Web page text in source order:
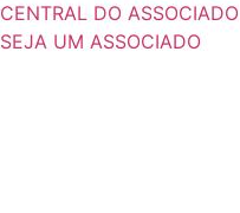
CENTRAL DO ASSOCIADO
SEJA UM ASSOCIADO